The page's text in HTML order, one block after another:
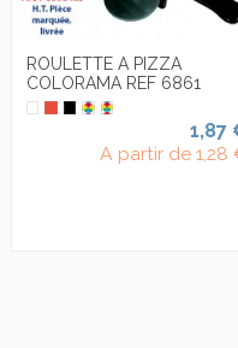
ROULETTE A PIZZA
COLORAMA REF 6861
1,87
A partir de 1,28